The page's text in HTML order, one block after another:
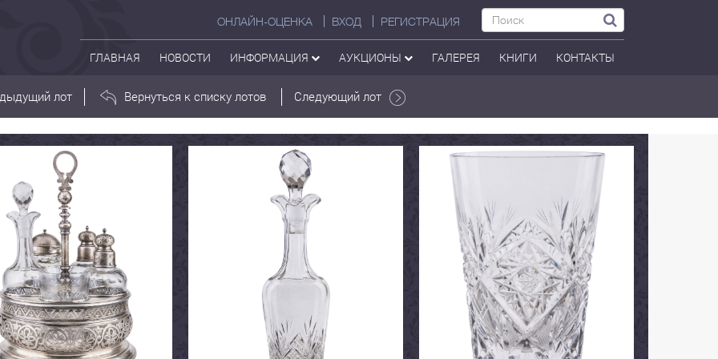
ОНЛАЙН-ОЦЕНКА ВХОД РЕГИСТРАЦИЯ
ГЛАВНАЯ НОВОСТИ ИНФОРМАЦИЯ АУКЦИОНЫ ГАЛЕРЕЯ КНИГИ КОНТАКТЫ
лот Вернуться к списку лотов Следующий лот